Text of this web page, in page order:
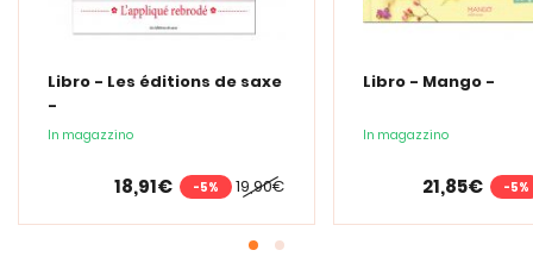
Libro - Les éditions de saxe
-
In magazzino
19,90€
18,91€ -5%
Libro - Mango -
In magazzino
21,85€ -5%